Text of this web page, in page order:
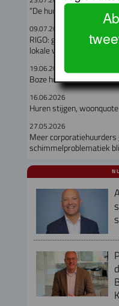
“De huurmarkt is een
09.07.2026
RIGO: geen verband
lokale verankering
19.06.2026
Boze huisbazen de baas
16.06.2026
Huren stijgen,
27.05.2026
Meer
schimmelproblematiek